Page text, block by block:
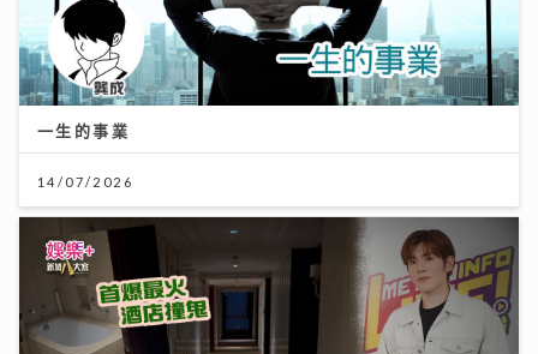
一生的事業
14/07/2026